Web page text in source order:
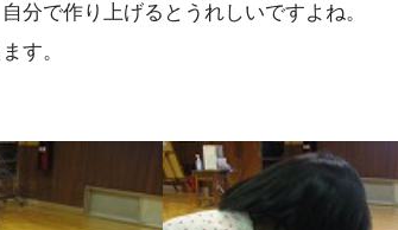
分で作り上げるとうれしいですよね。
す。